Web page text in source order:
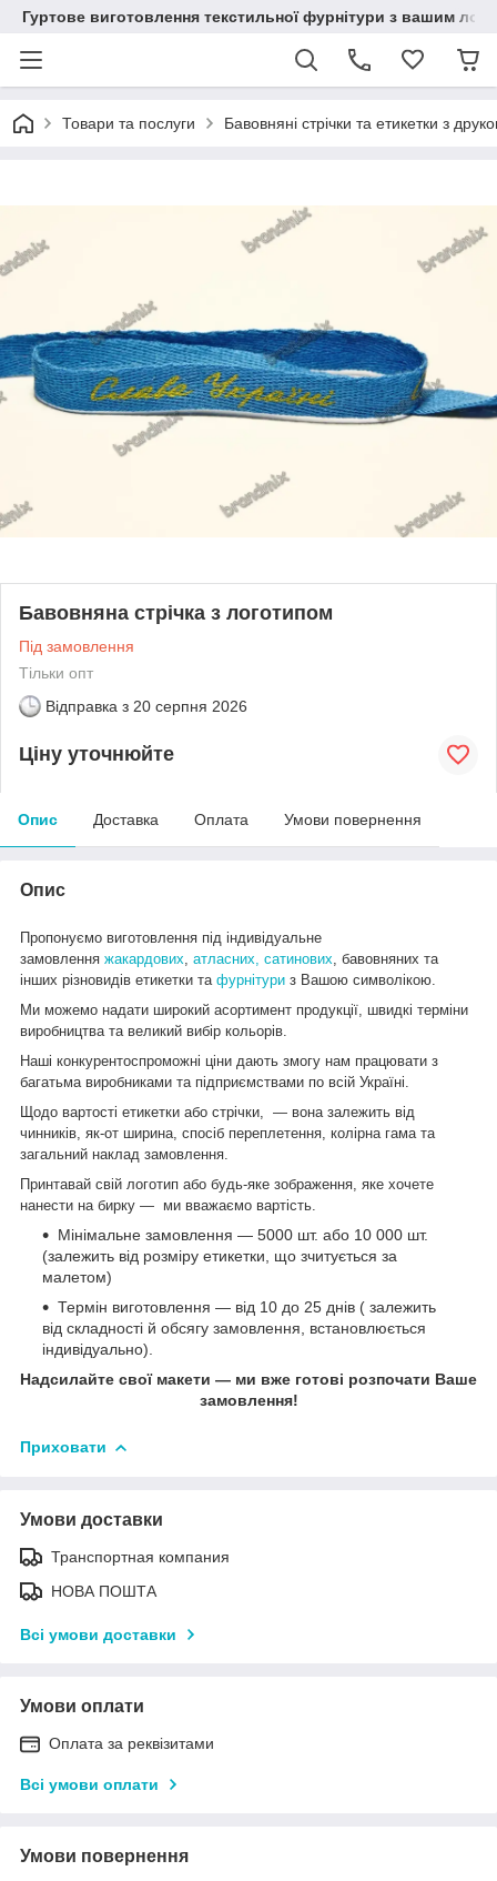
Гуртове виготовлення текстильної фурнітури з вашим
Товари та послуги Бавовняні стрічки та етикетки з
Бавовняна стрічка з логотипом
Під замовлення
Тільки опт
Відправка з 20 серпня 2026
Ціну уточнюйте
Опис Доставка Оплата Умови повернення
Опис
Пропонуємо виготовлення під індивідуальне
замовлення жакардових атласних, сатинових , бавовняних та
інших різновидів етикетки та фурнітури з Вашою символікою.
Ми можемо надати широкий асортимент продукції, швидкі терміни
виробництва та великий вибір кольорів.
Наші конкурентоспроможні ціни дають змогу нам працювати з
багатьма виробниками та підприємствами по всій Україні.
Щодо вартості етикетки або стрічки, — вона залежить від
чинників, як-от ширина, спосіб переплетення, колірна гама та
загальний наклад замовлення.
Принтавай свій логотип або будь-яке зображення, яке хочете
нанести на бирку ― ми вважаємо вартість.
Мінімальне замовлення — 5000 шт. або 10 000 шт.
(залежить від розміру етикетки, що зчитується за
малетом)
Термін виготовлення — від 10 до 25 днів ( залежить
від складності й обсягу замовлення, встановлюється
індивідуально).
Надсилайте свої макети — ми вже готові розпочати Ваше
замовлення!
Приховати
Умови доставки
Транспортная компания
НОВА ПОШТА
Всі умови доставки
Умови оплати
Оплата за реквізитами
Всі умови оплати
Умови повернення